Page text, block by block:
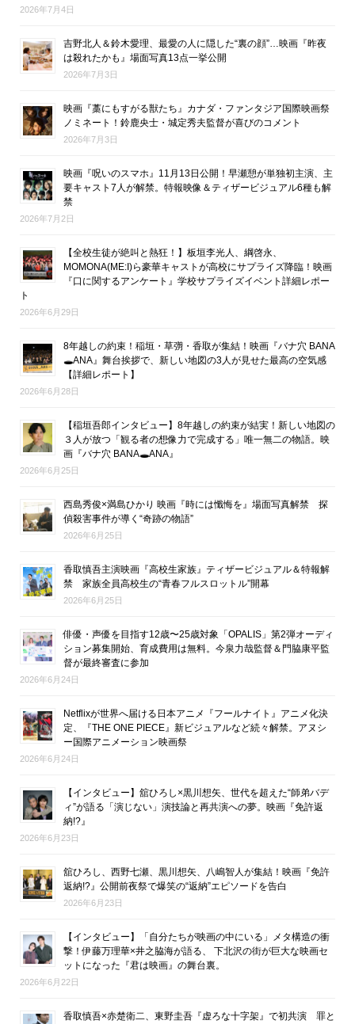
2026年7月4日
吉野北人＆鈴木愛理、最愛の人に隠した“裏の顔”…映画『昨夜
は殺れたかも』場面写真13点一挙公開
2026年7月3日
映画『藁にもすがる獣たち』カナダ・ファンタジア国際映画祭
ノミネート！鈴鹿央士・城定秀夫監督が喜びのコメント
2026年7月3日
映画『呪いのスマホ』11月13日公開！早瀬憩が単独初主演、主
要キャスト7人が解禁。特報映像＆ティザービジュアル6種も解
禁
2026年7月2日
【全校生徒が絶叫と熱狂！】板垣李光人、綱啓永、
MOMONA(ME:I)ら豪華キャストが高校にサプライズ降臨！映画
『口に関するアンケート』学校サプライズイベント詳細レポー
ト
2026年6月29日
8年越しの約束！稲垣・草彅・香取が集結！映画『バナ穴 BANA
🕳ANA』舞台挨拶で、新しい地図の3人が見せた最高の空気感
【詳細レポート】
2026年6月28日
【稲垣吾郎インタビュー】8年越しの約束が結実！新しい地図の
３人が放つ「観る者の想像力で完成する」唯一無二の物語。映
画『バナ穴 BANA🕳ANA』
2026年6月25日
西島秀俊×満島ひかり 映画『時には懺悔を』場面写真解禁 探
偵殺害事件が導く“奇跡の物語”
2026年6月25日
香取慎吾主演映画『高校生家族』ティザービジュアル＆特報解
禁 家族全員高校生の“青春フルスロットル”開幕
2026年6月25日
俳優・声優を目指す12歳〜25歳対象「OPALIS」第2弾オーディ
ション募集開始、育成費用は無料。今泉力哉監督＆門脇康平監
督が最終審査に参加
2026年6月24日
Netflixが世界へ届ける日本アニメ『フールナイト』アニメ化決
定、『THE ONE PIECE』新ビジュアルなど続々解禁。アヌシ
ー国際アニメーション映画祭
2026年6月24日
【インタビュー】舘ひろし×黒川想矢、世代を超えた“師弟バデ
ィ”が語る「演じない」演技論と再共演への夢。映画『免許返
納!?』
2026年6月23日
舘ひろし、西野七瀬、黒川想矢、八嶋智人が集結！映画『免許
返納!?』公開前夜祭で爆笑の“返納”エピソードを告白
2026年6月23日
【インタビュー】「自分たちが映画の中にいる」メタ構造の衝
撃！伊藤万理華×井之脇海が語る、 下北沢の街が巨大な映画セ
ットになった『君は映画』の舞台裏。
2026年6月22日
香取慎吾×赤楚衛二、東野圭吾『虚ろな十字架』で初共演 罪と